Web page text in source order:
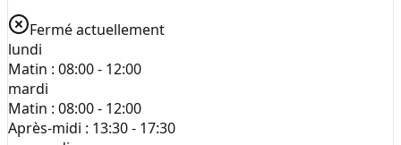
Fermé actuellement
lundi
Matin : 08:00 - 12:00
mardi
Matin : 08:00 - 12:00
Après-midi : 13:30 - 17:30